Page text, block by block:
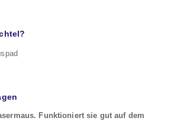
Funktioniert sie gut auf dem